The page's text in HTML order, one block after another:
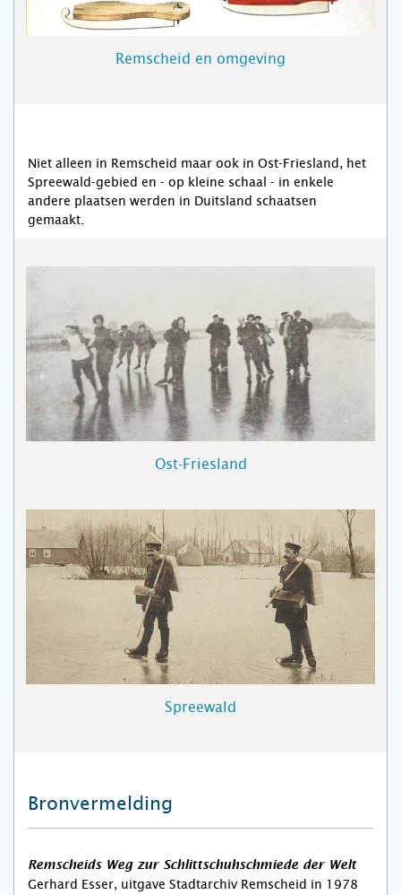
Remscheid en omgeving
Niet alleen in Remscheid maar ook in Ost-Friesland, het
Spreewald-gebied en - op kleine schaal - in enkele
andere plaatsen werden in Duitsland schaatsen
gemaakt.
Ost-Friesland
Spreewald
Bronvermelding
Remscheids Weg zur Schlittschuhschmiede der Welt
Gerhard Esser, uitgave Stadtarchiv Remscheid in 1978